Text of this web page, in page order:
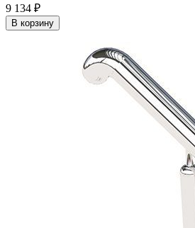
9 134 ₽
В корзину